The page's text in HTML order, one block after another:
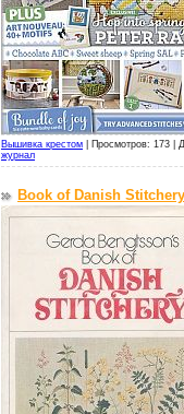
Вышивка крестом Просмотров: 173 |
журнал
Book of Danish Stitchery